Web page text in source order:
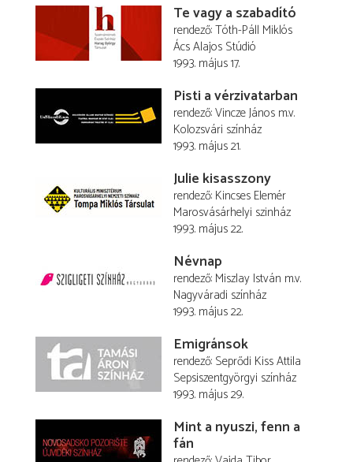
Te vagy a szabadító
rendező Tóth-Páll Miklós
Ács Alajos Stúdió
1993. május 17.
Pisti a vérzivatarban
rendező Vincze János m.v.
Kolozsvári színház
1993. május 21.
Julie kisasszony
rendező Kincses Elemér
Marosvásárhelyi szinház
1993. május 22.
Névnap
rendező Miszlay István m.v.
Nagyváradi színház
1993. május 22.
Emigránsok
rendező Seprődi Kiss Attila
Sepsiszentgyörgyi színház
1993. május 29.
Mint a nyuszi, fenn a
fán